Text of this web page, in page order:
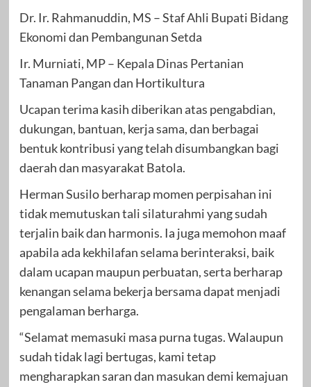
Dr. Ir. Rahmanuddin, MS – Staf Ahli Bupati Bidang
Ekonomi dan Pembangunan Setda
Ir. Murniati, MP – Kepala Dinas Pertanian
Tanaman Pangan dan Hortikultura
Ucapan terima kasih diberikan atas pengabdian,
dukungan, bantuan, kerja sama, dan berbagai
bentuk kontribusi yang telah disumbangkan bagi
daerah dan masyarakat Batola.
Herman Susilo berharap momen perpisahan ini
tidak memutuskan tali silaturahmi yang sudah
terjalin baik dan harmonis. Ia juga memohon maaf
apabila ada kekhilafan selama berinteraksi, baik
dalam ucapan maupun perbuatan, serta berharap
kenangan selama bekerja bersama dapat menjadi
pengalaman berharga.
“Selamat memasuki masa purna tugas. Walaupun
sudah tidak lagi bertugas, kami tetap
mengharapkan saran dan masukan demi kemajuan